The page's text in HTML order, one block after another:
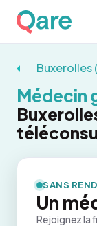
Buxerolles
Médecin
SANS
Un
Rejoignez la